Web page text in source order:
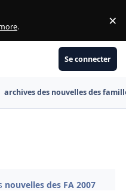
. ×
Se connecter
archives des nouvelles des
nouvelles des FA 2007